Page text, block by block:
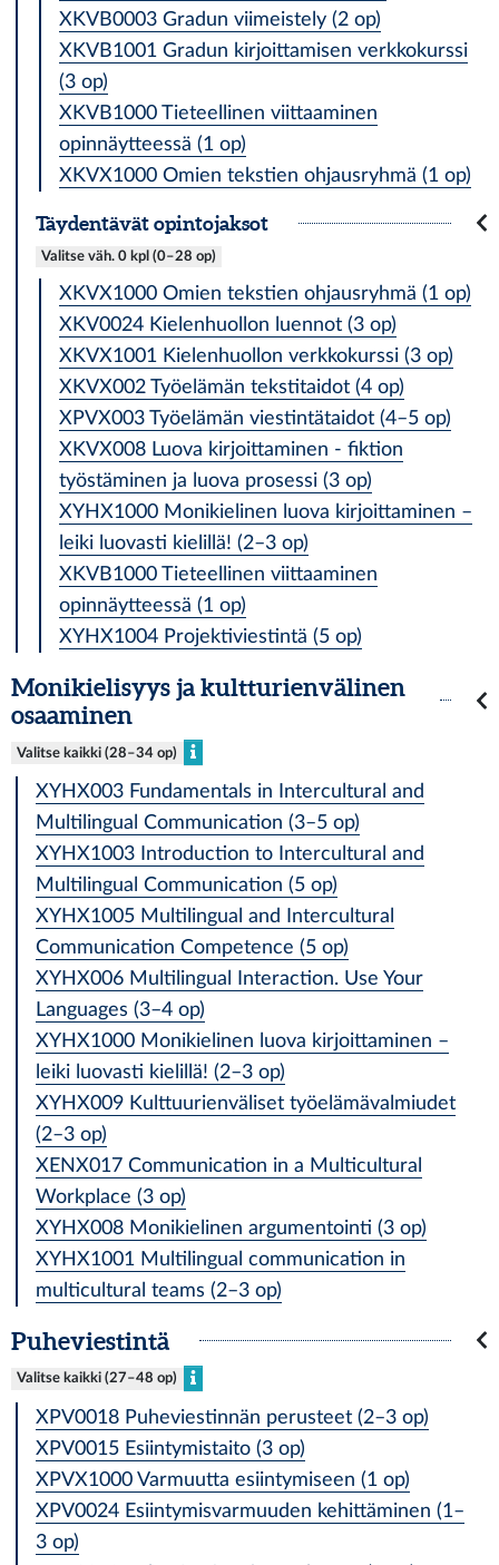
XKVB0003 Gradun viimeistely (2 op)
XKVB1001 Gradun kirjoittamisen verkkokurssi
(3 op)
XKVB1000 Tieteellinen viittaaminen
opinnäytteessä (1 op)
XKVX1000 Omien tekstien ohjausryhmä (1 op)
Täydentävät opintojaksot
Valitse väh. 0 kpl (0–28 op)
XKVX1000 Omien tekstien ohjausryhmä (1 op)
XKV0024 Kielenhuollon luennot (3 op)
XKVX1001 Kielenhuollon verkkokurssi (3 op)
XKVX002 Työelämän tekstitaidot (4 op)
XPVX003 Työelämän viestintätaidot (4–5 op)
XKVX008 Luova kirjoittaminen - fiktion
työstäminen ja luova prosessi (3 op)
XYHX1000 Monikielinen luova kirjoittaminen –
leiki luovasti kielillä! (2–3 op)
XKVB1000 Tieteellinen viittaaminen
opinnäytteessä (1 op)
XYHX1004 Projektiviestintä (5 op)
Monikielisyys ja kultturienvälinen
osaaminen
Valitse kaikki (28–34 op)
XYHX003 Fundamentals in Intercultural and
Multilingual Communication (3–5 op)
XYHX1003 Introduction to Intercultural and
Multilingual Communication (5 op)
XYHX1005 Multilingual and Intercultural
Communication Competence (5 op)
XYHX006 Multilingual Interaction. Use Your
Languages (3–4 op)
XYHX1000 Monikielinen luova kirjoittaminen –
leiki luovasti kielillä! (2–3 op)
XYHX009 Kulttuurienväliset työelämävalmiudet
(2–3 op)
XENX017 Communication in a Multicultural
Workplace (3 op)
XYHX008 Monikielinen argumentointi (3 op)
XYHX1001 Multilingual communication in
multicultural teams (2–3 op)
Puheviestintä
Valitse kaikki (27–48 op)
XPV0018 Puheviestinnän perusteet (2–3 op)
XPV0015 Esiintymistaito (3 op)
XPVX1000 Varmuutta esiintymiseen (1 op)
XPV0024 Esiintymisvarmuuden kehittäminen (1–
3 op)